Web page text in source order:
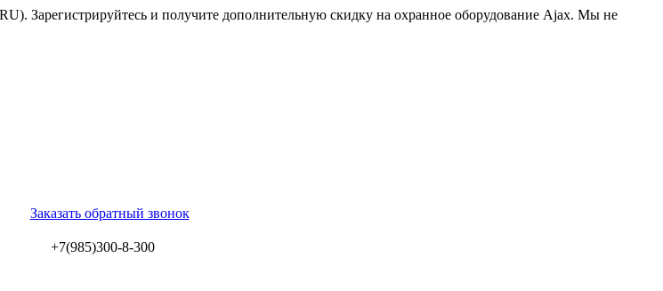
Зарегистрируйтесь и получите дополнительную скидку на охранное оборудование Ajax. Мы не
Заказать обратный звонок
+7(985)300-8-300